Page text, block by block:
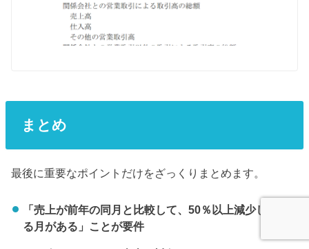
まとめ
最後に重要なポイントだけをざっくりまとめます。
「売上が前年の同月と比較して、50％以上減少してい
る月がある」ことが要件